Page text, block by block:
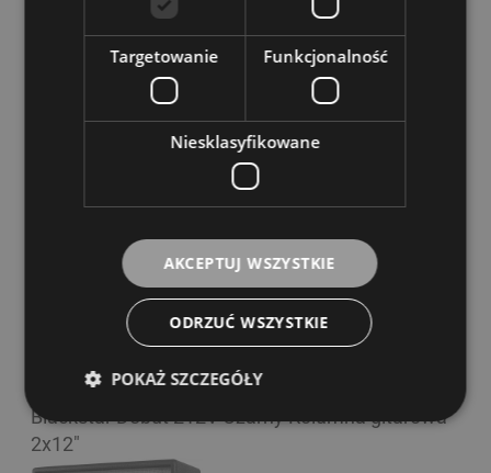
Blackstar Artist FR 50 Standard 50W Kolumna
1 269,00 zł
POWIADOM O DOSTĘPNOŚCI
Blackstar Debut 212V Czarny Kolumna gitarowa
2x12"
Targetowanie Funkcjonalność
Niesklasyfikowane
AKCEPTUJ WSZYSTKIE
ODRZUĆ WSZYSTKIE
POKAŻ SZCZEGÓŁY